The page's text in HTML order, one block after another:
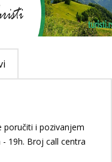
poručiti i pozivanjem
19h. Broj call centra